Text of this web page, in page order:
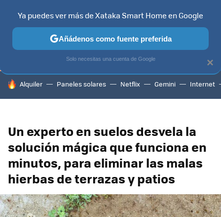
TELEVISORES CONTENIDOS SMART TV SELECCIÓN
HOY SE HABLA DE
Alquiler Paneles solares Netflix Gemini Internet
Un experto en suelos desvela la
solución mágica que funciona en
minutos, para eliminar las malas
hierbas de terrazas y patios
×
Ya puedes ver más de Xataka Smart Home en Google
Añádenos como fuente preferida
Solo necesitas una cuenta de Google